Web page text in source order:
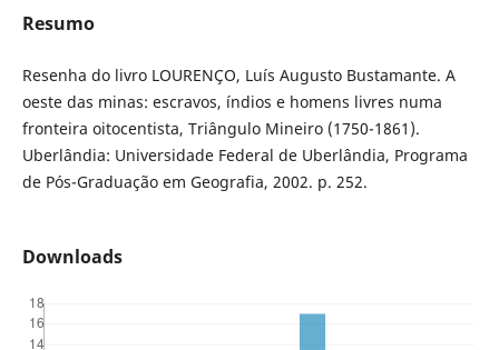
Resumo
Resenha do livro LOURENÇO, Luís Augusto Bustamante. A
oeste das minas: escravos, índios e homens livres numa
fronteira oitocentista, Triângulo Mineiro (1750-1861).
Uberlândia: Universidade Federal de Uberlândia, Programa
de Pós-Graduação em Geografia, 2002. p. 252.
Downloads